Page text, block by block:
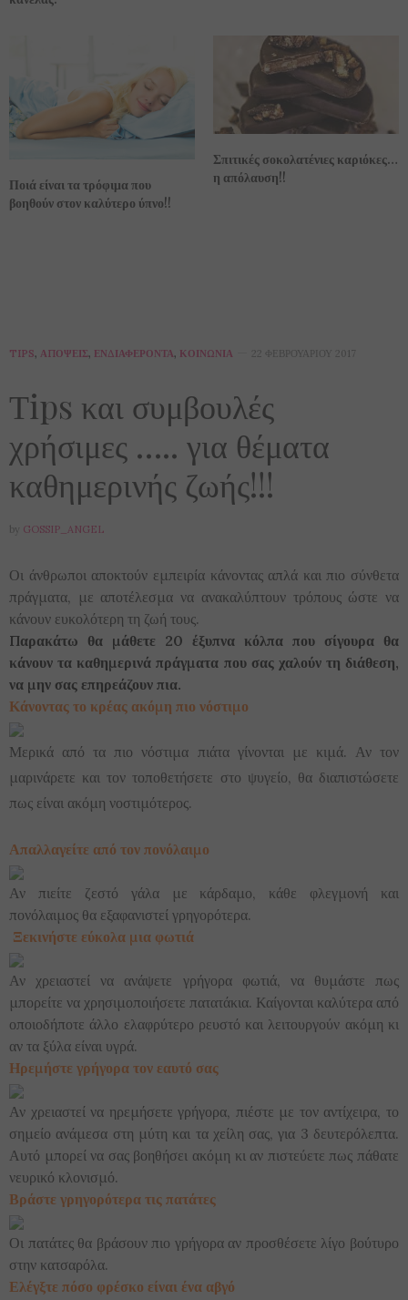
Ποιά είναι τα τρόφιμα που
βοηθούν στον καλύτερο ύπνο!!
Σπιτικές σοκολατένιες καριόκες…
η απόλαυση!!
TIPS, ΑΠΌΨΕΙΣ, ΕΝΔΙΑΦΈΡΟΝΤΑ, ΚΟΙΝΩΝΊΑ 22 ΦΕΒΡΟΥΑΡΊΟΥ 2017
Τips και συμβουλές
χρήσιμες ….. για θέματα
καθημερινής ζωής!!!
by GOSSIP_ANGEL
Οι άνθρωποι αποκτούν εμπειρία κάνοντας απλά και πιο σύνθετα
πράγματα, με αποτέλεσμα να ανακαλύπτουν τρόπους ώστε να
κάνουν ευκολότερη τη ζωή τους.
Παρακάτω θα μάθετε 20 έξυπνα κόλπα που σίγουρα θα
κάνουν τα καθημερινά πράγματα που σας χαλούν τη διάθεση,
να μην σας επηρεάζουν πια.
Κάνοντας το κρέας ακόμη πιο νόστιμο
Μερικά από τα πιο νόστιμα πιάτα γίνονται με κιμά. Αν τον
μαρινάρετε και τον τοποθετήσετε στο ψυγείο, θα διαπιστώσετε
πως είναι ακόμη νοστιμότερος.
Απαλλαγείτε από τον πονόλαιμο
Αν πιείτε ζεστό γάλα με κάρδαμο, κάθε φλεγμονή και
πονόλαιμος θα εξαφανιστεί γρηγορότερα.
Ξεκινήστε εύκολα μια φωτιά
Αν χρειαστεί να ανάψετε γρήγορα φωτιά, να θυμάστε πως
μπορείτε να χρησιμοποιήσετε πατατάκια. Καίγονται καλύτερα από
οποιοδήποτε άλλο ελαφρύτερο ρευστό και λειτουργούν ακόμη κι
αν τα ξύλα είναι υγρά.
Ηρεμήστε γρήγορα τον εαυτό σας
Αν χρειαστεί να ηρεμήσετε γρήγορα, πιέστε με τον αντίχειρα, το
σημείο ανάμεσα στη μύτη και τα χείλη σας, για 3 δευτερόλεπτα.
Αυτό μπορεί να σας βοηθήσει ακόμη κι αν πιστεύετε πως πάθατε
νευρικό κλονισμό.
Βράστε γρηγορότερα τις πατάτες
Οι πατάτες θα βράσουν πιο γρήγορα αν προσθέσετε λίγο βούτυρο
στην κατσαρόλα.
Ελέγξτε πόσο φρέσκο είναι ένα αβγό